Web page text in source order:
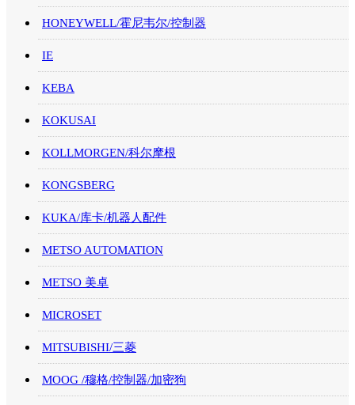
HONEYWELL/霍尼韦尔/控制器
IE
KEBA
KOKUSAI
KOLLMORGEN/科尔摩根
KONGSBERG
KUKA/库卡/机器人配件
METSO AUTOMATION
METSO 美卓
MICROSET
MITSUBISHI/三菱
MOOG /穆格/控制器/加密狗